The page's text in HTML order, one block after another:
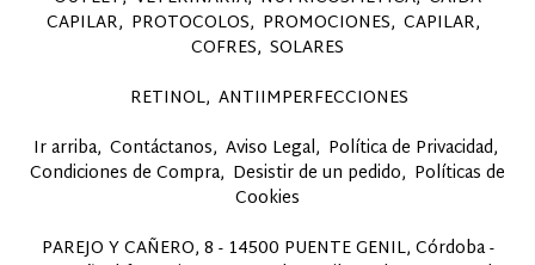
CAPILAR PROTOCOLOS PROMOCIONES CAPILAR
COFRES SOLARES
RETINOL ANTIIMPERFECCIONES
Ir arriba Contáctanos Aviso Legal Política de Privacidad
Condiciones de Compra Desistir de un pedido Políticas de
Cookies
PAREJO Y CAÑERO, 8 - 14500 PUENTE GENIL, Córdoba -